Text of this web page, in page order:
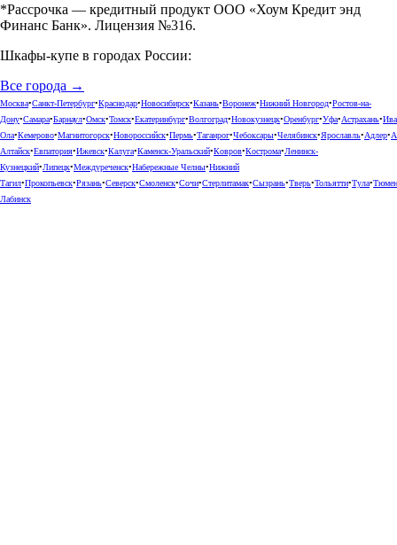
*Рассрочка — кредитный продукт ООО «Хоум Кредит энд
Финанс Банк». Лицензия №316.
Шкафы-купе в городах России:
Все города →
Москва•Санкт-Петербург•Краснодар•Новосибирск•Казань•Воронеж•Нижний Новгород•Ростов-на-
Дону•Самара•Барнаул•Омск•Томск•Екатеринбург•Волгоград•Новокузнецк•Оренбург•Уфа•Астрахань•
Ола•Кемерово•Магнитогорск•Новороссийск•Пермь•Таганрог•Чебоксары•Челябинск•Ярославль•Адлер•
Алтайск•Евпатория•Ижевск•Калуга•Каменск-Уральский•Ковров•Кострома•Ленинск-
Кузнецкий•Липецк•Междуреченск•Набережные Челны•Нижний
Тагил•Прокопьевск•Рязань•Северск•Смоленск•Сочи•Стерлитамак•Сызрань•Тверь•Тольятти•Тула•
Лабинск